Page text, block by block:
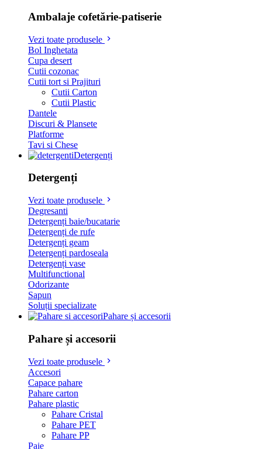
Ambalaje cofetărie-patiserie
Vezi toate produsele
Bol Inghetata
Cupa desert
Cutii cozonac
Cutii tort si Prajituri
Cutii Carton
Cutii Plastic
Dantele
Discuri & Plansete
Platforme
Tavi si Chese
Detergenți
Detergenți
Vezi toate produsele
Degresanti
Detergenți baie/bucatarie
Detergenți de rufe
Detergenți geam
Detergenți pardoseala
Detergenți vase
Multifunctional
Odorizante
Sapun
Soluții specializate
Pahare și accesorii
Pahare și accesorii
Vezi toate produsele
Accesori
Capace pahare
Pahare carton
Pahare plastic
Pahare Cristal
Pahare PET
Pahare PP
Paie